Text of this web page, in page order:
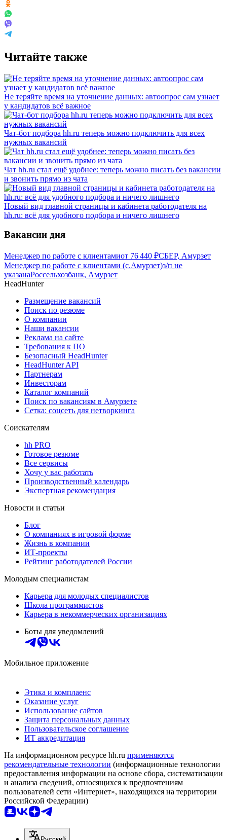
Читайте также
Не теряйте время на уточнение данных: автоопрос сам узнает
у кандидатов всё важное
Чат-бот подбора hh.ru теперь можно подключить для всех
нужных вакансий
Чат hh.ru стал ещё удобнее: теперь можно писать без вакансии
и звонить прямо из чата
Новый вид главной страницы и кабинета работодателя на
hh.ru: всё для удобного подбора и ничего лишнего
Вакансии дня
Менеджер по работе с клиентамиот 76 440 ₽СБЕР, Амурзет
Менеджер по работе с клиентами (с.Амурзет)з/п не
указанаРоссельхозбанк, Амурзет
HeadHunter
Размещение вакансий
Поиск по резюме
О компании
Наши вакансии
Реклама на сайте
Требования к ПО
Безопасный HeadHunter
HeadHunter API
Партнерам
Инвесторам
Каталог компаний
Поиск по вакансиям в Амурзете
Сетка: соцсеть для нетворкинга
Соискателям
hh PRO
Готовое резюме
Все сервисы
Хочу у вас работать
Производственный календарь
Экспертная рекомендация
Новости и статьи
Блог
О компаниях в игровой форме
Жизнь в компании
ИТ-проекты
Рейтинг работодателей России
Молодым специалистам
Карьера для молодых специалистов
Школа программистов
Карьера в некоммерческих организациях
Боты для уведомлений
Мобильное приложение
Этика и комплаенс
Оказание услуг
Использование сайтов
Защита персональных данных
Пользовательское соглашение
ИТ аккредитация
На информационном ресурсе hh.ru применяются
рекомендательные технологии (информационные технологии
предоставления информации на основе сбора, систематизации
и анализа сведений, относящихся к предпочтениям
пользователей сети «Интернет», находящихся на территории
Российской Федерации)